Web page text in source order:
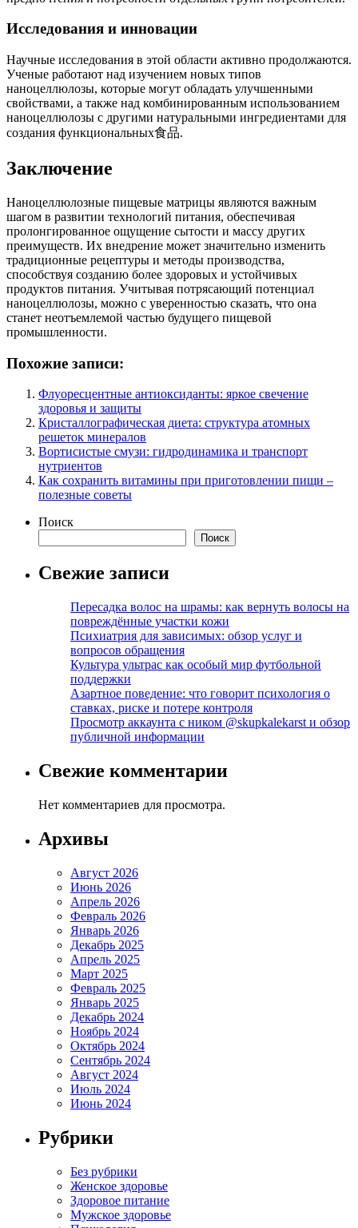
Исследования и инновации
Научные исследования в этой области активно продолжаются.
Ученые работают над изучением новых типов
наноцеллюлозы, которые могут обладать улучшенными
свойствами, а также над комбинированным использованием
наноцеллюлозы с другими натуральными ингредиентами для
создания функциональных食品.
Заключение
Наноцеллюлозные пищевые матрицы являются важным
шагом в развитии технологий питания, обеспечивая
пролонгированное ощущение сытости и массу других
преимуществ. Их внедрение может значительно изменить
традиционные рецептуры и методы производства,
способствуя созданию более здоровых и устойчивых
продуктов питания. Учитывая потрясающий потенциал
наноцеллюлозы, можно с уверенностью сказать, что она
станет неотъемлемой частью будущего пищевой
промышленности.
Похожие записи:
Флуоресцентные антиоксиданты: яркое свечение
здоровья и защиты
Кристаллографическая диета: структура атомных
решеток минералов
Вортисистые смузи: гидродинамика и транспорт
нутриентов
Как сохранить витамины при приготовлении пищи –
полезные советы
Поиск
Поиск
Свежие записи
Пересадка волос на шрамы: как вернуть волосы на
повреждённые участки кожи
Психиатрия для зависимых: обзор услуг и
вопросов обращения
Культура ультрас как особый мир футбольной
поддержки
Азартное поведение: что говорит психология о
ставках, риске и потере контроля
Просмотр аккаунта с ником @skupkalekarst и обзор
публичной информации
Свежие комментарии
Нет комментариев для просмотра.
Архивы
Август 2026
Июнь 2026
Апрель 2026
Февраль 2026
Январь 2026
Декабрь 2025
Апрель 2025
Март 2025
Февраль 2025
Январь 2025
Декабрь 2024
Ноябрь 2024
Октябрь 2024
Сентябрь 2024
Август 2024
Июль 2024
Июнь 2024
Рубрики
Без рубрики
Женское здоровье
Здоровое питание
Мужское здоровье